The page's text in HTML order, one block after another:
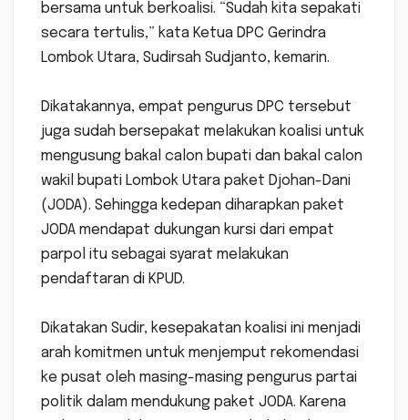
bersama untuk berkoalisi. “Sudah kita sepakati
secara tertulis,” kata Ketua DPC Gerindra
Lombok Utara, Sudirsah Sudjanto, kemarin.
Dikatakannya, empat pengurus DPC tersebut
juga sudah bersepakat melakukan koalisi untuk
mengusung bakal calon bupati dan bakal calon
wakil bupati Lombok Utara paket Djohan-Dani
(JODA). Sehingga kedepan diharapkan paket
JODA mendapat dukungan kursi dari empat
parpol itu sebagai syarat melakukan
pendaftaran di KPUD.
Dikatakan Sudir, kesepakatan koalisi ini menjadi
arah komitmen untuk menjemput rekomendasi
ke pusat oleh masing-masing pengurus partai
politik dalam mendukung paket JODA. Karena